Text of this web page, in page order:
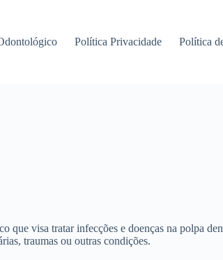
Política Privacidade Política
visa tratar infecções e doenças na polpa
traumas ou outras condições.